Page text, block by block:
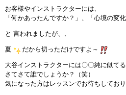
お客様やインストラクターには、
「何かあったんですか？」、「心境の変
と 言われましたが、、
夏 だから切っただけですよ～
大谷インストラクターには〇〇純に似て
さてさて誰でしょうか？（笑）
気になった方はレッスンでお待ちしてお
イ
指
セ